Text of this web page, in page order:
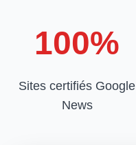
100%
Sites certifiés Google
News